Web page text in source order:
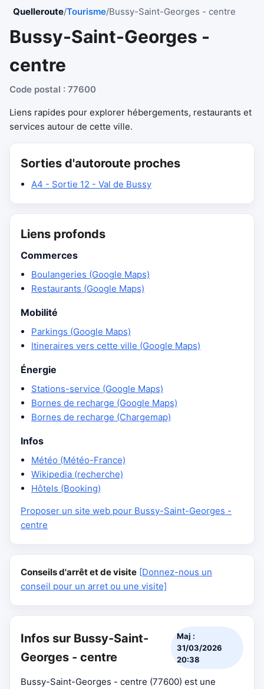
Quelleroute/Tourisme/Bussy-Saint-Georges - centre
Bussy-Saint-Georges -
centre
Code postal : 77600
Liens rapides pour explorer hébergements, restaurants et
services autour de cette ville.
Sorties d'autoroute proches
A4 - Sortie 12 - Val de Bussy
Liens profonds
Commerces
Boulangeries (Google Maps)
Restaurants (Google Maps)
Mobilité
Parkings (Google Maps)
Itineraires vers cette ville (Google Maps)
Énergie
Stations-service (Google Maps)
Bornes de recharge (Google Maps)
Bornes de recharge (Chargemap)
Infos
Météo (Météo-France)
Wikipedia (recherche)
Hôtels (Booking)
Proposer un site web pour Bussy-Saint-Georges -
centre
Conseils d'arrêt et de visite [Donnez-nous un
conseil pour un arret ou une visite]
Infos sur Bussy-Saint-
Georges - centre
Maj :
31/03/2026
20:38
Bussy-Saint-Georges - centre (77600) est une